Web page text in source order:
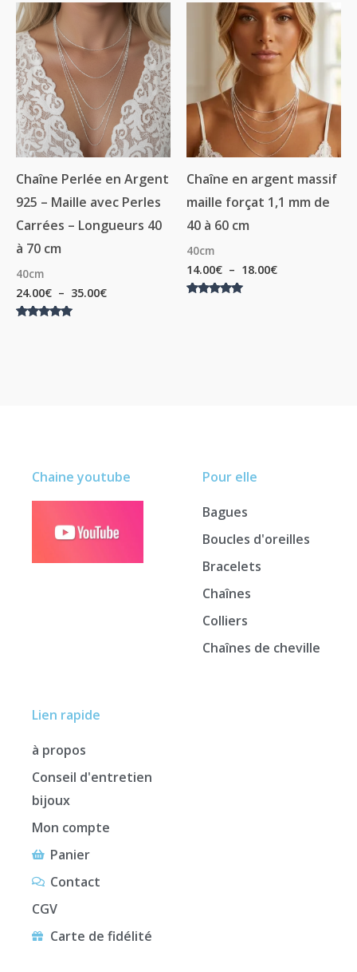
Chaîne Perlée en Argent
925 – Maille avec Perles
Carrées – Longueurs 40
à 70 cm
40cm
24.00€ – 35.00€
Plage
de
prix :
24.00€
à
35.00€
Chaîne en argent massif
maille forçat 1,1 mm de
40 à 60 cm
40cm
14.00€ – 18.00€
Plage
de
prix :
14.00€
à
18.00€
Lien rapide
à propos
Conseil d'entretien
bijoux
Mon compte
Panier
Contact
CGV
Carte de fidélité
Pour elle
Bagues
Boucles d'oreilles
Bracelets
Chaînes
Colliers
Chaînes de cheville
Chaine youtube